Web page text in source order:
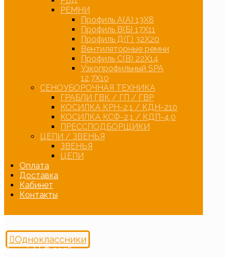
РЕМНИ
Профиль А(А) 13Х8
Профиль В(Б) 17Х11
Профиль Д(Г) 32Х20
Вентиляторные ремни
Профиль С(В) 22Х14
Узкопрофильный SPA
12,7Х10
СЕНОУБОРОЧНАЯ ТЕХНИКА
ГРАБЛИ ГВК / ГП / ГВР
КОСИЛКА КРН-2,1 / КДН-210
КОСИЛКА КСФ-2,1 / КДП-4,0
ПРЕССПОДБОРЩИКИ
ЦЕПИ / ЗВЕНЬЯ
ЗВЕНЬЯ
ЦЕПИ
Оплата
Доставка
Кабинет
Контакты
Одноклассники
Copyright © 2026